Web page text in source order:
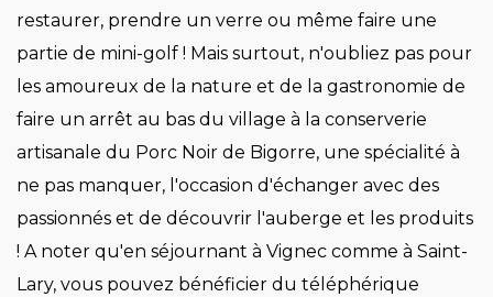
restaurer, prendre un verre ou même faire une
partie de mini-golf ! Mais surtout, n'oubliez pas pour
les amoureux de la nature et de la gastronomie de
faire un arrêt au bas du village à la conserverie
artisanale du Porc Noir de Bigorre, une spécialité à
ne pas manquer, l'occasion d'échanger avec des
passionnés et de découvrir l'auberge et les produits
! A noter qu'en séjournant à Vignec comme à Saint-
Lary, vous pouvez bénéficier du téléphérique